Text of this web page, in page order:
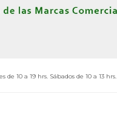
de 10 a 19 hrs. Sábados de 10 a 13 hrs.